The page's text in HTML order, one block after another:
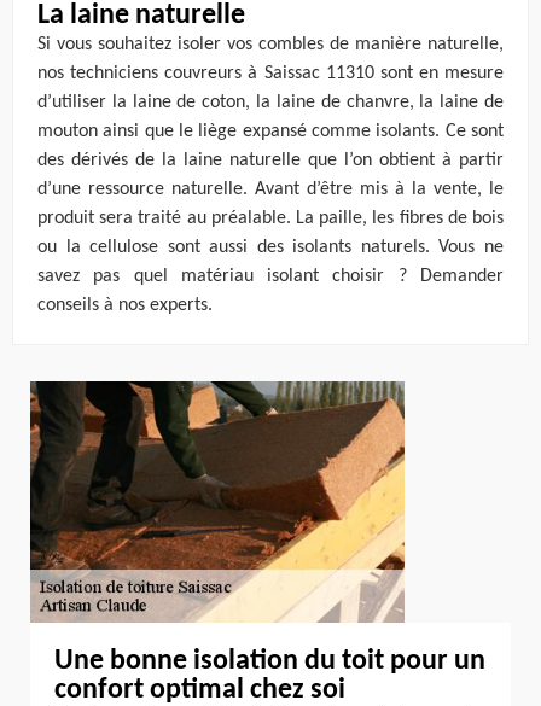
La laine naturelle
Si vous souhaitez isoler vos combles de manière naturelle,
nos techniciens couvreurs à Saissac 11310 sont en mesure
d’utiliser la laine de coton, la laine de chanvre, la laine de
mouton ainsi que le liège expansé comme isolants. Ce sont
des dérivés de la laine naturelle que l’on obtient à partir
d’une ressource naturelle. Avant d’être mis à la vente, le
produit sera traité au préalable. La paille, les fibres de bois
ou la cellulose sont aussi des isolants naturels. Vous ne
savez pas quel matériau isolant choisir ? Demander
conseils à nos experts.
Une bonne isolation du toit pour un
confort optimal chez soi